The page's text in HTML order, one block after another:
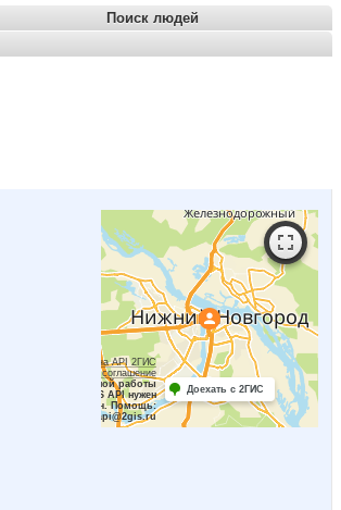
Поиск людей
Работает на API 2ГИС
Лицензионное соглашение
Для корректной работы
Raster JS API нужен
ключ. Помощь:
api@2gis.ru
Доехать с 2ГИС